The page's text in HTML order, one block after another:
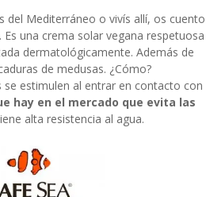
del Mediterráneo o vivís allí, os cuento
una crema solar vegana respetuosa
dermatológicamente. Además de
de medusas. ¿Cómo?
estimulen al entrar en contacto con
hay en el mercado que evita las
alta resistencia al agua.